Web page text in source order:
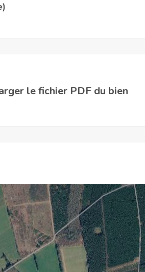
le fichier PDF du bien